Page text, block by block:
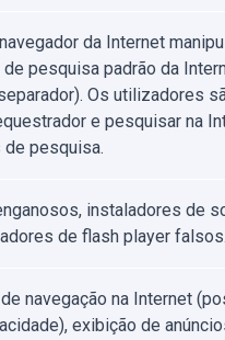
da Internet
pesquisa padrão da
Os utilizadores
e pesquisar na
pesquisa.
instaladores de
de flash player falsos.
navegação na Internet
exibição de